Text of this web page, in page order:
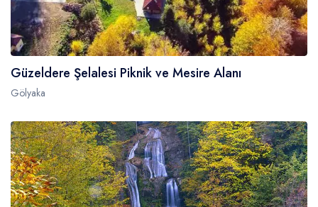
Güzeldere Şelalesi Piknik ve Mesire Alanı
Gölyaka